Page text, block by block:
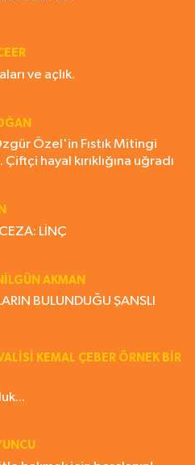
ve açlık.
Özel'in Fıstık Mitingi
hayal kırıklığına uğradı
LİNÇ
AKMAN
BULUNDUĞU ŞANSLI
KEMAL ÇEBER ÖRNEK BİR